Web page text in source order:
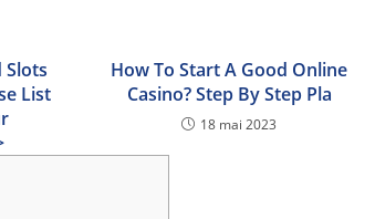
List
How To Start A Good Online
Casino? Step By Step Pla
18 mai 2023